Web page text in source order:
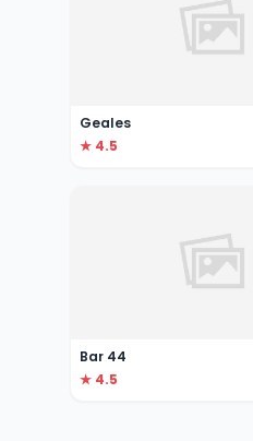
Geales
★ 4.5
Bar 44
★ 4.5